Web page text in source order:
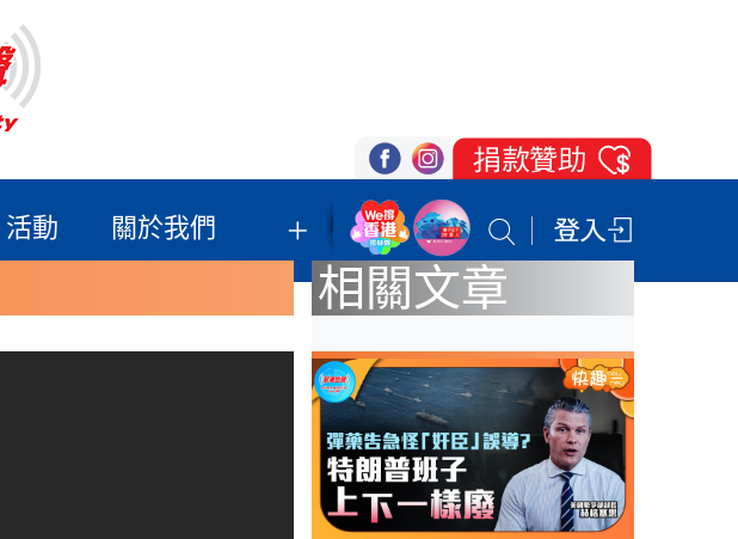
活動 關於我們 我們的立場 登記支持 聯絡我們
相關文章